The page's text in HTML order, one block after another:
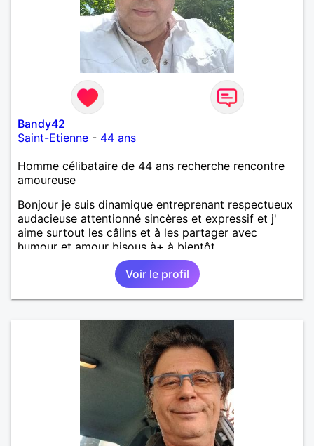
Bandy42
Saint-Etienne - 44 ans
Homme célibataire de 44 ans recherche rencontre
amoureuse
Bonjour je suis dinamique entreprenant respectueux
audacieuse attentionné sincères et expressif et j'
aime surtout les câlins et à les partager avec
humour et amour bisous à+ à bientôt
Voir le profil